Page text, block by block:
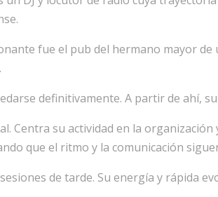
fue el pub del hermano mayor
definitivamente. A partir de ahí,
Centra su actividad en la
que el ritmo y la comunicación
de tarde. Su energía y rápida